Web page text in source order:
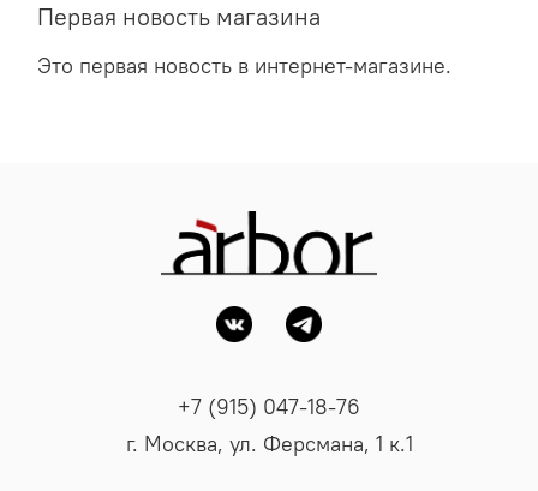
Первая новость магазина
Это первая новость в интернет-магазине.
+7 (915) 047-18-76
г. Москва, ул. Ферсмана, 1 к.1